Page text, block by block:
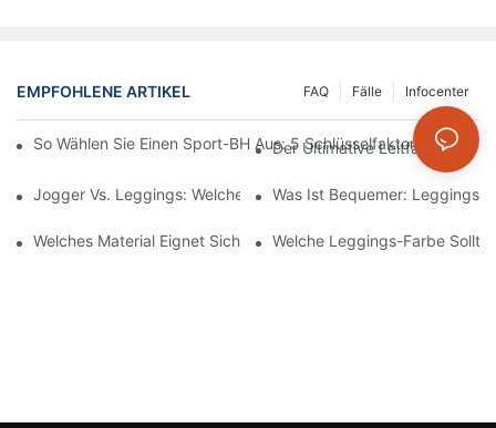
EMPFOHLENE ARTIKEL Infocenter
Fälle
FAQ
So Wählen Sie Einen Sport-BH Aus: 5 Schlüsselfaktoren, Die
Der Ultimative Leitfaden Für
Jogger Vs. Leggings: Welche Ist Besser Für Ihr Training Und
Was Ist Bequemer: Leggings,
Welches Material Eignet Sich Am Besten Für Leggings? Ein
Welche Leggings-Farbe